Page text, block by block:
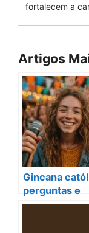
fortalecem a
Artigos
Gincana
perguntas e
respostas: